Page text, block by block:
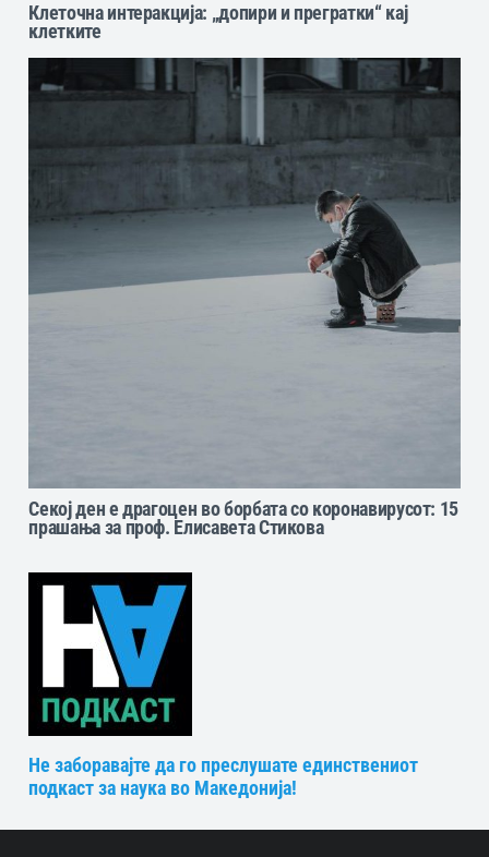
Клеточна интеракција: „допири и прегратки“ кај
клетките
Секој ден е драгоцен во борбата со коронавирусот: 15
прашања за проф. Елисавета Стикова
Не заборавајте да го преслушате единствениот
подкаст за наука во Македонија!